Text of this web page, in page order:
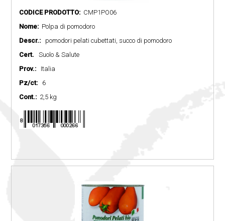
CODICE PRODOTTO: CMP1PO06
Nome: Polpa di pomodoro
Descr.: pomodori pelati cubettati, succo di pomodoro
Cert. Suolo & Salute
Prov.: Italia
Pz/ct: 6
Cont.: 2,5 kg